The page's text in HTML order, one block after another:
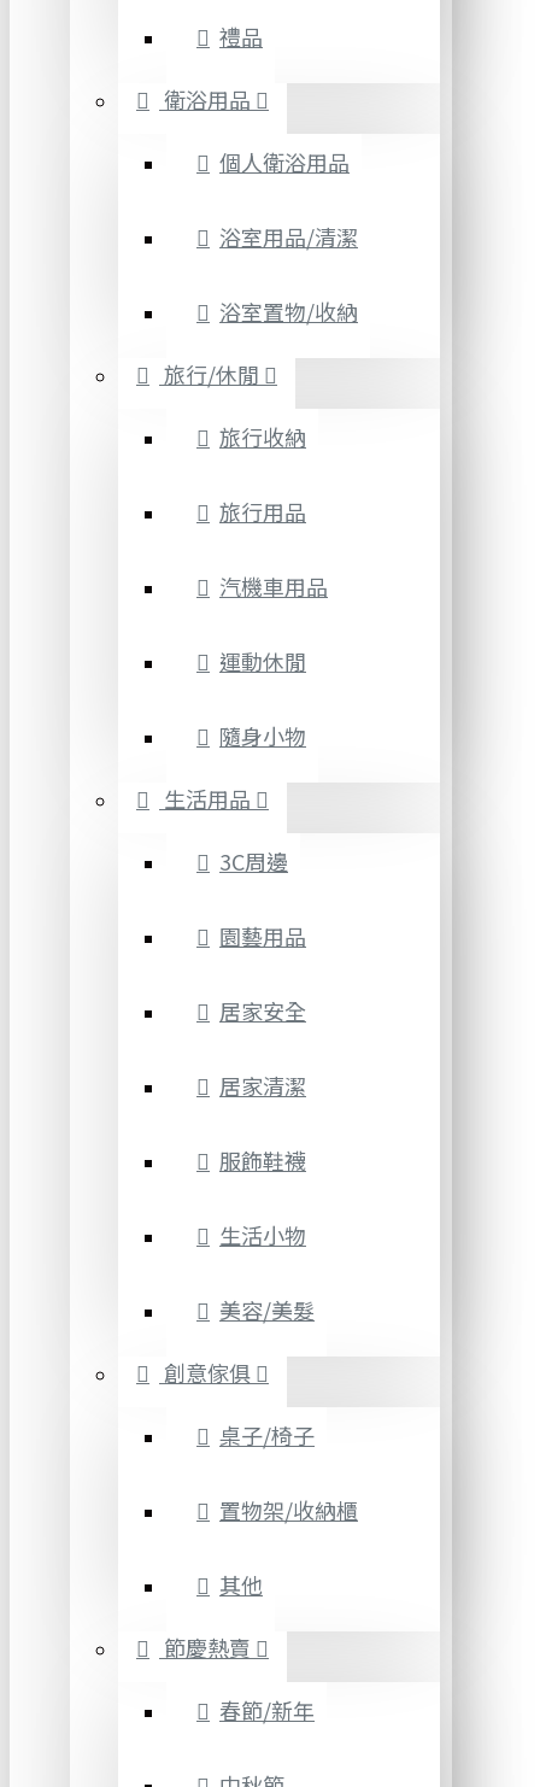
禮品
衛浴用品
個人衛浴用品
浴室用品/清潔
浴室置物/收納
旅行/休閒
旅行收納
旅行用品
汽機車用品
運動休閒
隨身小物
生活用品
3C周邊
園藝用品
居家安全
居家清潔
服飾鞋襪
生活小物
美容/美髮
創意傢俱
桌子/椅子
置物架/收納櫃
其他
節慶熱賣
春節/新年